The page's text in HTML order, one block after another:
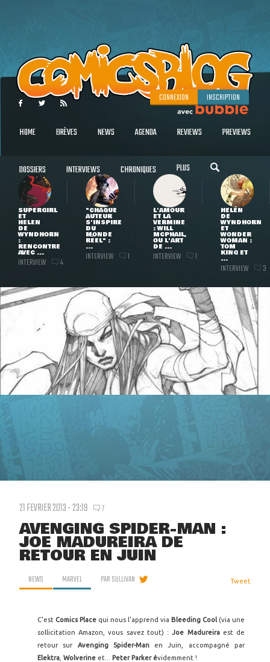
CONNEXION INSCRIPTION
HOME BRÈVES NEWS AGENDA REVIEWS PREVIEWS
DOSSIERS INTERVIEWS CHRONIQUES PLUS
SUPERGIRL
ET
HELEN
DE
WYNDHORN
:
RENCONTRE
AVEC ...
INTERVIEW 4
"CHAQUE
AUTEUR
S'INSPIRE
DU
MONDE
RÉEL" :
...
INTERVIEW 1
L'AMOUR
ET LA
VERMINE
: WILL
MCPHAIL,
OU L'ART
DE ...
INTERVIEW 1
HELEN
DE
WYNDHORN
ET
WONDER
WOMAN :
TOM
KING ET
...
INTERVIEW 3
21 FEVRIER 2013 - 23:19 7
AVENGING SPIDER-MAN :
JOE MADUREIRA DE
RETOUR EN JUIN
NEWS MARVEL PARSULLIVAN Tweet
C'est Comics Place qui nous l'apprend via Bleeding Cool (via une
sollicitation Amazon, vous savez tout) :Joe Madureiraest de
retour sur Avenging Spider-Manen Juin, accompagné par
Elektra Wolverine et... Peter Parker évidemment !